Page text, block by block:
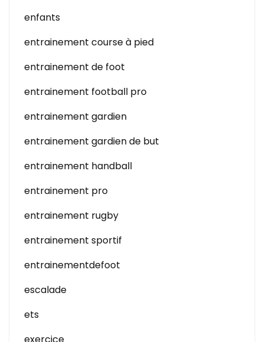
enfants
entrainement course à pied
entrainement de foot
entrainement football pro
entrainement gardien
entrainement gardien de but
entrainement handball
entrainement pro
entrainement rugby
entrainement sportif
entrainementdefoot
escalade
ets